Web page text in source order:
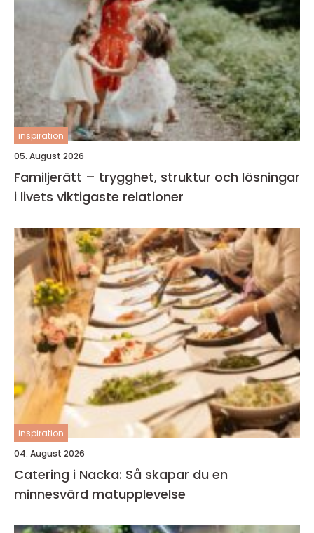
inspiration
05. August 2026
Familjerätt – trygghet, struktur och lösningar
i livets viktigaste relationer
inspiration
04. August 2026
Catering i Nacka: Så skapar du en
minnesvärd matupplevelse